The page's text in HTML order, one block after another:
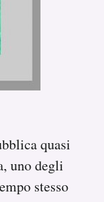
quasi
uno degli
stesso